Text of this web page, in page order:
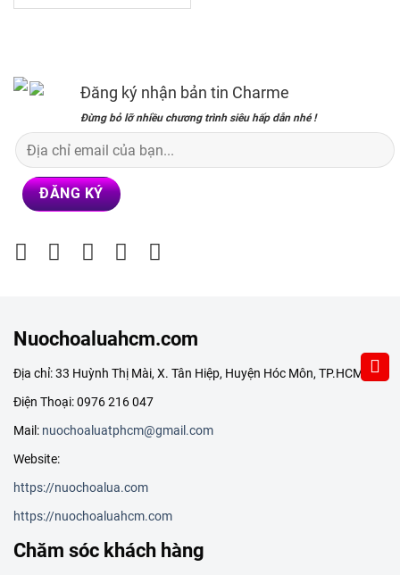
Đăng ký nhận bản tin Charme
Đừng bỏ lỡ nhiều chương trình siêu hấp dẫn nhé !
Nuochoaluahcm.com
Địa chỉ: 33 Huỳnh Thị Mài, X. Tân Hiệp, Huyện Hóc Môn, TP.HCM
Điện Thoại: 0976 216 047
Mail: nuochoaluatphcm@gmail.com
Website:
https://nuochoalua.com
https://nuochoaluahcm.com
Chăm sóc khách hàng